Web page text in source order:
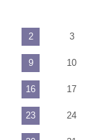
2 3
9 10
16 17
23 24